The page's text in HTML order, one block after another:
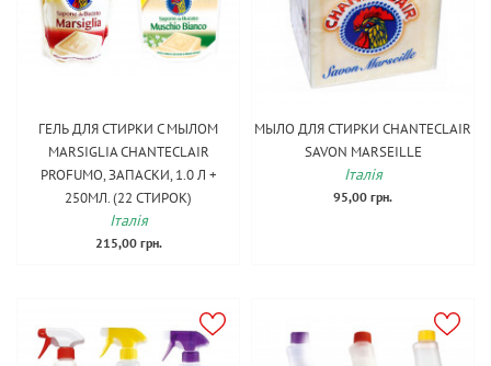
ГЕЛЬ ДЛЯ СТИРКИ С МЫЛОМ
MARSIGLIA CHANTECLAIR
PROFUMO, ЗАПАСКИ, 1.0 Л +
250МЛ. (22 СТИРОК)
Італія
215,00 грн.
МЫЛО ДЛЯ СТИРКИ CHANTECLAIR
SAVON MARSEILLE
Італія
95,00 грн.